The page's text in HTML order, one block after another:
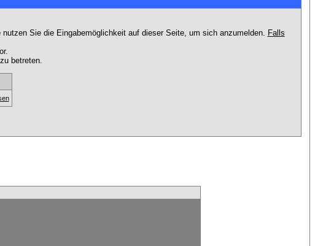
Sie die Eingabemöglichkeit auf dieser Seite, um sich anzumelden. Falls
betreten.